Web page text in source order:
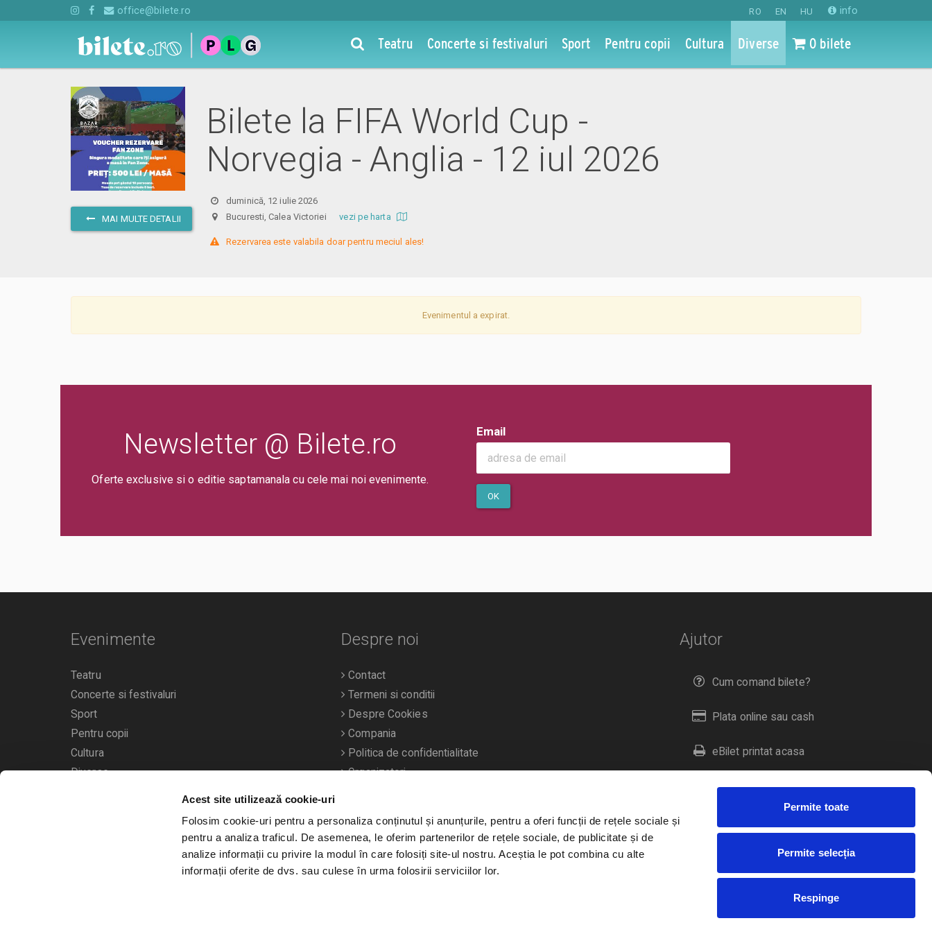
Acest site utilizează cookie-uri
Folosim cookie-uri pentru a personaliza conținutul și anunțurile, pentru a oferi funcții de rețele sociale și
pentru a analiza traficul. De asemenea, le oferim partenerilor de rețele sociale, de publicitate și de
analize informații cu privire la modul în care folosiți site-ul nostru. Aceștia le pot combina cu alte
informații oferite de dvs. sau culese în urma folosirii serviciilor lor.
Permite toate
Permite selecția
Respinge
RO EN HU info
office@bilete.ro
Teatru Concerte si festivaluri Sport Pentru copii Cultura Diverse 0 bilete
MAI MULTE DETALII
Bilete la FIFA World Cup -
Norvegia - Anglia - 12 iul 2026
duminică, 12 iulie 2026
Bucuresti, Calea Victorieivezi pe harta
Rezervarea este valabila doar pentru meciul ales!
Evenimentul a expirat.
Newsletter @ Bilete.ro
Oferte exclusive si o editie saptamanala cu cele mai noi evenimente.
Email
OK
Ajutor
Cum comand bilete?
Plata online sau cash
eBilet printat acasa
Livrare prin curier
Duplicare bilete
Evenimente
Teatru
Concerte si festivaluri
Sport
Pentru copii
Cultura
Diverse
Calendarul evenimentelor
Despre noi
Contact
Termeni si conditii
Despre Cookies
Compania
Politica de confidentialitate
Organizatori